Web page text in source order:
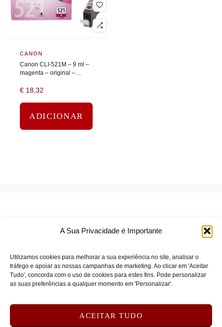
A Sua Privacidade é Importante
Utilizamos cookies para melhorar a sua experiência no site, analisar o
tráfego e apoiar as nossas campanhas de marketing. Ao clicar em 'Aceitar
Tudo', concorda com o uso de cookies para estes fins. Pode personalizar
as suas preferências a qualquer momento em 'Personalizar'.
ACEITAR TUDO
CANON
Canon CLI-521M – 9 ml –
magenta – original –
€ 18,32
ADICIONAR
TERMOS DE SERVIÇO
DEVOLUÇÕES E REEMBOLSOS CONTATOS